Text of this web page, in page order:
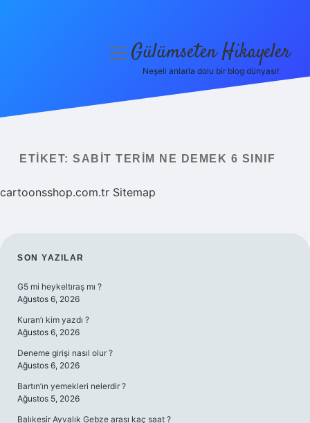
Yasal Uyarı
Hakkımızda
menüyüGülümseten Hikayeler
Neşeli anlarla dolu bir blog dünyası!
ETIKET: SABIT TERIM NE DEMEK 6 SINIF
cartoonsshop.com.tr Sitemap
SIDEBAR
SON YAZILAR
G5 mi heykeltıraş mı ?
Ağustos 6, 2026
Kuran’ı kim yazdı ?
Ağustos 6, 2026
Deneme girişi nasıl olur ?
Ağustos 6, 2026
Bartın’ın yemekleri nelerdir ?
Ağustos 5, 2026
Balıkesir Ayvalık Gebze arası kaç saat ?